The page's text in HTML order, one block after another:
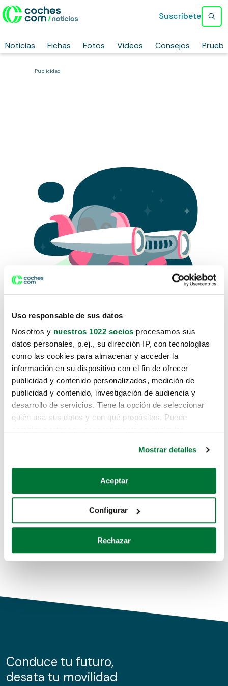
Uso responsable de sus datos
Nosotros y nuestros 1022 socios procesamos sus
datos personales, p.ej., su dirección IP, con tecnologías
como las cookies para almacenar y acceder la
información en su dispositivo con el fin de ofrecer
publicidad y contenido personalizados, medición de
publicidad y contenido, investigación de audiencia y
desarrollo de servicios. Tiene la opción de seleccionar
quién usa sus datos y con qué propósitos. Puede
Si lo permite, también quisiéramos:
Recopilar información sobre su ubicación geográfica
Identificar su dispositivo analizándolo activamente
para buscar características específicas (huellas
Obtenga más información sobre cómo se procesan sus
de cookies.
información sobre el uso que haga del sitio web con
nuestros partners de redes sociales, publicidad y análisis
Mostrar detalles
Aceptar
Configurar
Rechazar
Noticias Fichas Fotos Vídeos Consejos
Suscríbete
Publicidad
Lo sentimos, no sabemos como
te hemos traido hasta aquí.
Pero puedes encontrar el coche que estás
buscando en alguno de estos enlaces:
Coches de segunda mano
Coches de km0
Conduce tu futuro,
desata tu movilidad